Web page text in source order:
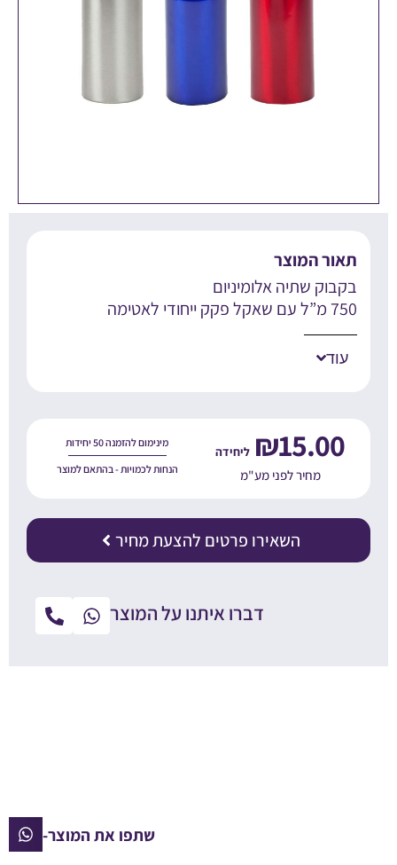
המוצר
שתיה אלומיניום
₪15.00
מחיר לפני מע"מ
מינימום להזמנה 50 יחידות
הנחות לכמויות - בהתאם למוצר
השאירו פרטים להצעת מחיר
דברו איתנו על המוצר
שתפו את המוצר-